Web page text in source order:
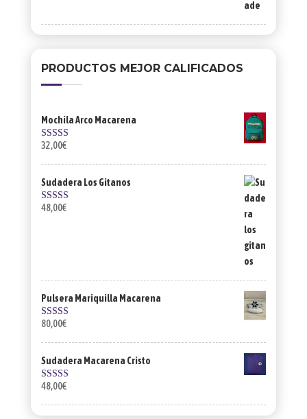
PRODUCTOS MEJOR CALIFICADOS
Mochila Arco Macarena
Valorado con
32,00€
Sudadera Los Gitanos
Valorado con
48,00€
Pulsera Mariquilla Macarena
Valorado con
80,00€
Sudadera Macarena Cristo
Valorado con
48,00€